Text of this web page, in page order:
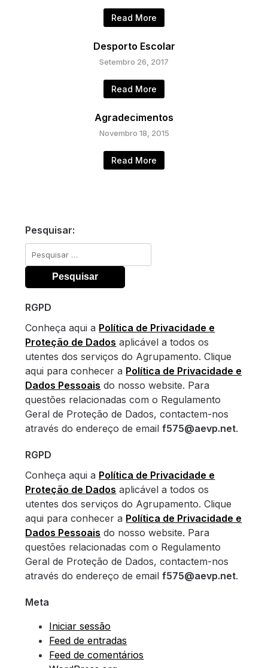
Read More
Desporto Escolar
Setembro 26, 2017
Read More
Agradecimentos
Novembro 18, 2015
Read More
Pesquisar:
Pesquisar
por:
RGPD
Conheça aqui a Política de Privacidade e
Proteção de Dados aplicável a todos os
utentes dos serviços do Agrupamento. Clique
aqui para conhecer a Política de Privacidade e
Dados Pessoais do nosso website. Para
questões relacionadas com o Regulamento
Geral de Proteção de Dados, contactem-nos
através do endereço de emailf575@aevp.net.
RGPD
Conheça aqui a Política de Privacidade e
Proteção de Dados aplicável a todos os
utentes dos serviços do Agrupamento. Clique
aqui para conhecer a Política de Privacidade e
Dados Pessoais do nosso website. Para
questões relacionadas com o Regulamento
Geral de Proteção de Dados, contactem-nos
através do endereço de emailf575@aevp.net.
Meta
Iniciar sessão
Feed de entradas
Feed de comentários